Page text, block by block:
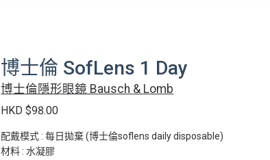
博士倫 SofLens 1 Day
博士倫隱形眼鏡 Bausch & Lomb
HKD $98.00
配戴模式 : 每日拋棄 (博士倫soflens daily disposable)
材料 : 水凝膠